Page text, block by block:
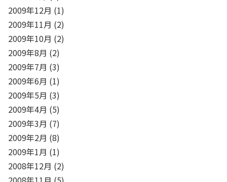
2009年12月 (1)
2009年11月 (2)
2009年10月 (2)
2009年8月 (2)
2009年7月 (3)
2009年6月 (1)
2009年5月 (3)
2009年4月 (5)
2009年3月 (7)
2009年2月 (8)
2009年1月 (1)
2008年12月 (2)